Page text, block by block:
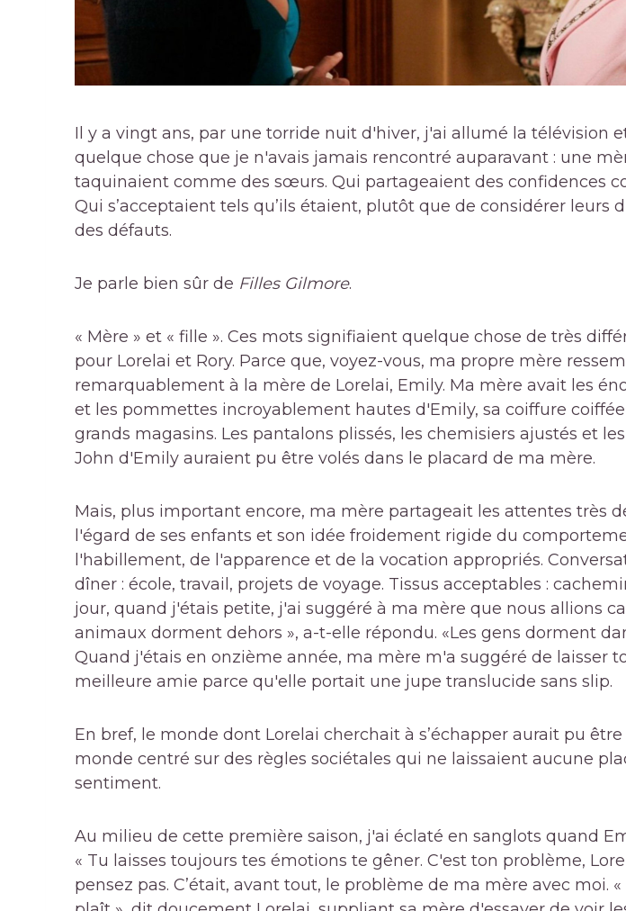
Il y a vingt ans, par une torride nuit d'hiver, j'ai allumé la télévision
quelque chose que je n'avais jamais rencontré auparavant : une
taquinaient comme des sœurs. Qui partageaient des confidences
Qui s’acceptaient tels qu’ils étaient, plutôt que de considérer leurs
des défauts.
Je parle bien sûr de Filles Gilmore.
« Mère » et « fille ». Ces mots signifiaient quelque chose de très
pour Lorelai et Rory. Parce que, voyez-vous, ma propre mère
remarquablement à la mère de Lorelai, Emily. Ma mère avait les
et les pommettes incroyablement hautes d'Emily, sa coiffure
grands magasins. Les pantalons plissés, les chemisiers ajustés et
John d'Emily auraient pu être volés dans le placard de ma mère.
Mais, plus important encore, ma mère partageait les attentes très
l'égard de ses enfants et son idée froidement rigide du
l'habillement, de l'apparence et de la vocation appropriés.
dîner : école, travail, projets de voyage. Tissus acceptables :
jour, quand j'étais petite, j'ai suggéré à ma mère que nous allions
animaux dorment dehors », a-t-elle répondu. «Les gens dorment
Quand j'étais en onzième année, ma mère m'a suggéré de laisser
meilleure amie parce qu'elle portait une jupe translucide sans slip.
En bref, le monde dont Lorelai cherchait à s’échapper aurait pu
monde centré sur des règles sociétales qui ne laissaient aucune
sentiment.
Au milieu de cette première saison, j'ai éclaté en sanglots quand
« Tu laisses toujours tes émotions te gêner. C'est ton problème,
pensez pas. C’était, avant tout, le problème de ma mère avec moi.